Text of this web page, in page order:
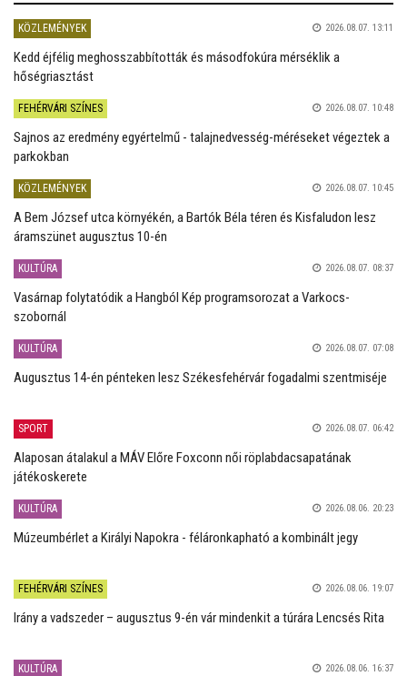
KÖZLEMÉNYEK 2026.08.07. 13:11
Kedd éjfélig meghosszabbították és másodfokúra mérséklik a
hőségriasztást
FEHÉRVÁRI SZÍNES 2026.08.07. 10:48
Sajnos az eredmény egyértelmű - talajnedvesség-méréseket végeztek a
parkokban
KÖZLEMÉNYEK 2026.08.07. 10:45
A Bem József utca környékén, a Bartók Béla téren és Kisfaludon lesz
áramszünet augusztus 10-én
KULTÚRA 2026.08.07. 08:37
Vasárnap folytatódik a Hangból Kép programsorozat a Varkocs-
szobornál
KULTÚRA 2026.08.07. 07:08
Augusztus 14-én pénteken lesz Székesfehérvár fogadalmi szentmiséje
SPORT 2026.08.07. 06:42
Alaposan átalakul a MÁV Előre Foxconn női röplabdacsapatának
játékoskerete
KULTÚRA 2026.08.06. 20:23
Múzeumbérlet a Királyi Napokra - féláronkapható a kombinált jegy
FEHÉRVÁRI SZÍNES 2026.08.06. 19:07
Irány a vadszeder – augusztus 9-én vár mindenkit a túrára Lencsés Rita
KULTÚRA 2026.08.06. 16:37